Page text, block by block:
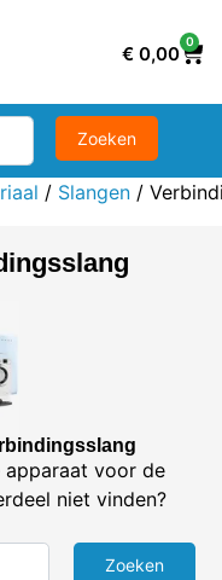
€ 0,00
0
/ Slangen /
apparaat voor de
niet vinden?